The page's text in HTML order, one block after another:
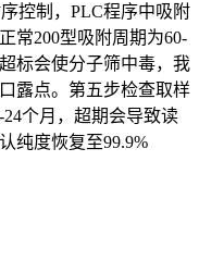
控制，PLC程序中吸附
常200型吸附周期为60-
标会使分子筛中毒，我
露点。第五步检查取样
个月，超期会导致读
纯度恢复至99.9%